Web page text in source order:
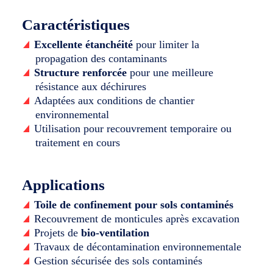
Caractéristiques
Excellente étanchéité pour limiter la
propagation des contaminants
Structure renforcée pour une meilleure
résistance aux déchirures
Adaptées aux conditions de chantier
environnemental
Utilisation pour recouvrement temporaire ou
traitement en cours
Applications
Toile de confinement pour sols contaminés
Recouvrement de monticules après excavation
Projets de bio-ventilation
Travaux de décontamination environnementale
Gestion sécurisée des sols contaminés